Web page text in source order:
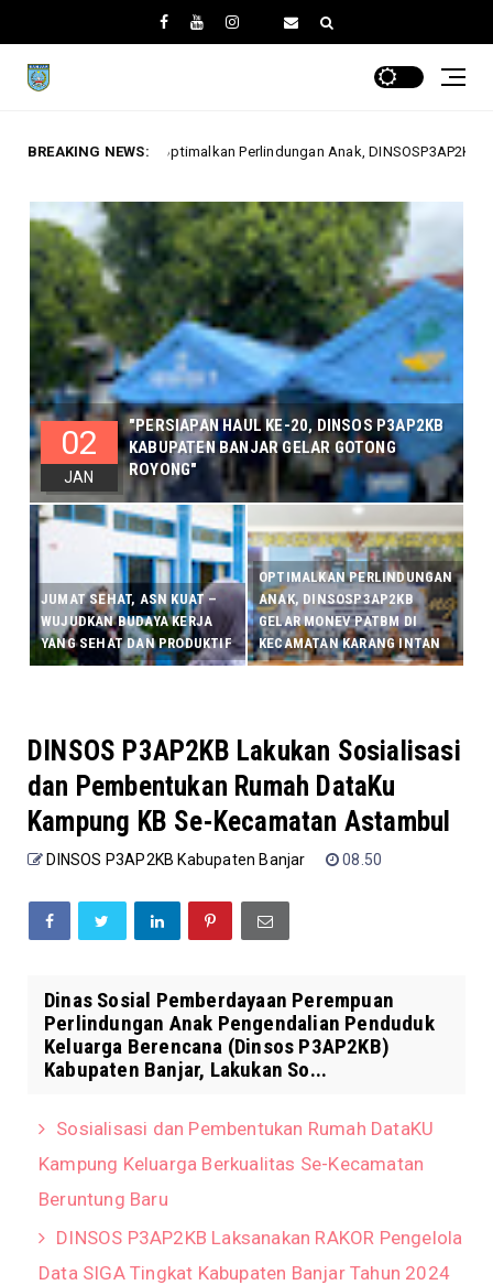
BREAKING NEWS:
Anak, DINSOSP3AP2KB Gelar Monev PATBM di Kecamatan
"PERSIAPAN HAUL KE-20, DINSOS P3AP2KB
KABUPATEN BANJAR GELAR GOTONG
ROYONG"
02
JAN
JUMAT SEHAT, ASN KUAT –
WUJUDKAN BUDAYA KERJA
YANG SEHAT DAN PRODUKTIF
OPTIMALKAN PERLINDUNGAN
ANAK, DINSOSP3AP2KB
GELAR MONEV PATBM DI
KECAMATAN KARANG INTAN
DINSOS P3AP2KB Lakukan Sosialisasi
dan Pembentukan Rumah DataKu
Kampung KB Se-Kecamatan Astambul
DINSOS P3AP2KB Kabupaten Banjar 08.50
Dinas Sosial Pemberdayaan Perempuan
Perlindungan Anak Pengendalian Penduduk
Keluarga Berencana (Dinsos P3AP2KB)
Kabupaten Banjar, Lakukan So...
Sosialisasi dan Pembentukan Rumah DataKU
Kampung Keluarga Berkualitas Se-Kecamatan
Beruntung Baru
DINSOS P3AP2KB Laksanakan RAKOR Pengelola
Data SIGA Tingkat Kabupaten Banjar Tahun 2024